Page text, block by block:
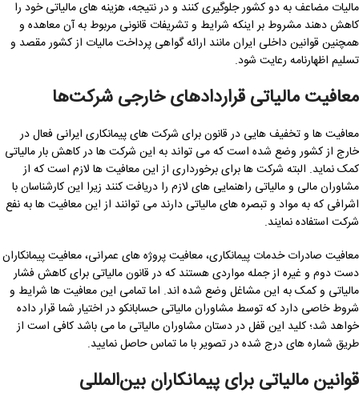
مالیات مضاعف به دو کشور جلوگیری کنند و در نتیجه، هزینه ‌های مالیاتی خود را
کاهش دهند مشروط بر اینکه شرایط و تشریفات قانونی مربوط به آن معاهده و
همچنین قوانین داخلی ایران مانند ارائه گواهی پرداخت مالیات از کشور مقصد و
تسلیم اظهارنامه رعایت شود.
معافیت مالیاتی قراردادهای خارجی شرکت‌ها
معافیت ها و تخفیف هایی در قانون برای شرکت های پیمانکاری ایرانی فعال در
خارج از کشور وضع شده است که می تواند به این شرکت ها در کاهش بار مالیاتی
کمک نماید. البته شرکت ها برای برخورداری از این معافیت ها لازم است که از
مشاوران مالی و مالیاتی راهنمایی های لازم را دریافت کنند زیرا این کارشناسان با
اشرافی که به مواد و تبصره های مالیاتی دارند می توانند از این معافیت ها به نفع
شرکت استفاده نمایند.
معافیت صادرات خدمات پیمانکاری، معافیت پروژه ‌های عمرانی، معافیت پیمانکاران
دست دوم و غیره از جمله مواردی هستند که در قانون مالیاتی برای کاهش فشار
مالیاتی و کمک به این مشاغل وضع شده اند. اما تمامی این معافیت ها شرایط و
شروط خاصی دارد که توسط مشاوران مالیاتی حسابانکو در اختیار شما قرار داده
خواهد شد؛ کلید این قفل در دستان مشاوران مالیاتی ما می باشد کافی است از
طریق شماره های درج شده در تصویر با ما تماس حاصل نمایید.
قوانین مالیاتی برای پیمانکاران بین‌المللی